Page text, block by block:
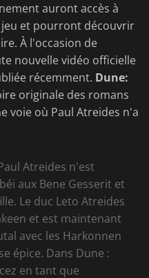
auront accès à
et pourront découvrir
À l'occasion de
nouvelle vidéo officielle
récemment. Dune:
originale des romans
voie où Paul Atreides n'a
Atreides n'est
aux Bene Gesserit et
Le duc Leto Atreides
et est maintenant
avec les Harkonnen
épice. Dans Dune :
en tant que